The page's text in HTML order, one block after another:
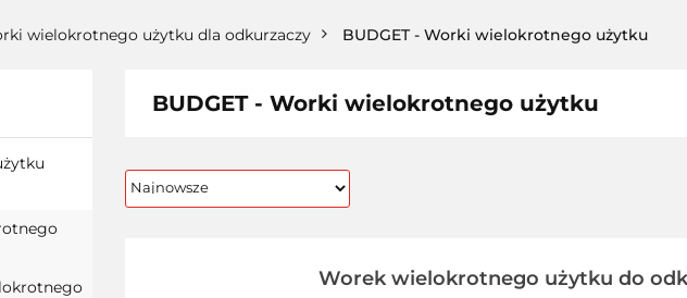
wielokrotnego użytku dla odkurzaczy BUDGET - Worki wielokrotnego użytku
BUDGET - Worki wielokrotnego użytku
Worek wielokrotnego użytku do